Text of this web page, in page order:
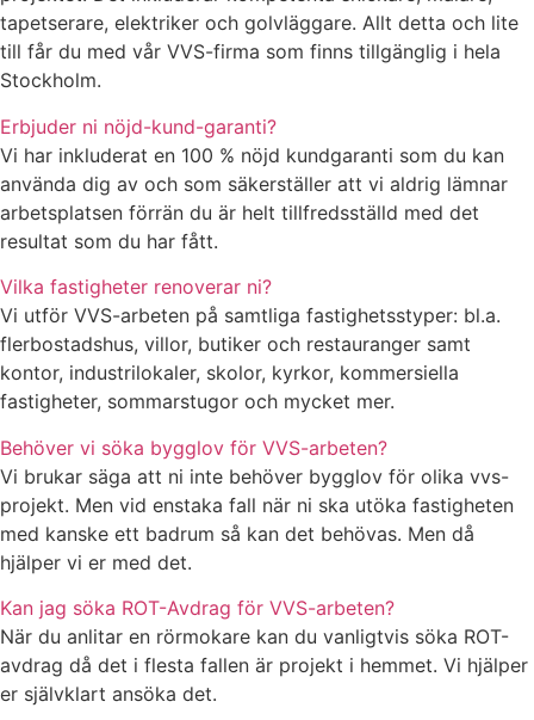
tapetserare, elektriker och golvläggare. Allt detta och lite
till får du med vår VVS-firma som finns tillgänglig i hela
Stockholm.
Erbjuder ni nöjd-kund-garanti?
Vi har inkluderat en 100 % nöjd kundgaranti som du kan
använda dig av och som säkerställer att vi aldrig lämnar
arbetsplatsen förrän du är helt tillfredsställd med det
resultat som du har fått.
Vilka fastigheter renoverar ni?
Vi utför VVS-arbeten på samtliga fastighetsstyper: bl.a.
flerbostadshus, villor, butiker och restauranger samt
kontor, industrilokaler, skolor, kyrkor, kommersiella
fastigheter, sommarstugor och mycket mer.
Behöver vi söka bygglov för VVS-arbeten?
Vi brukar säga att ni inte behöver bygglov för olika vvs-
projekt. Men vid enstaka fall när ni ska utöka fastigheten
med kanske ett badrum så kan det behövas. Men då
hjälper vi er med det.
Kan jag söka ROT-Avdrag för VVS-arbeten?
När du anlitar en rörmokare kan du vanligtvis söka ROT-
avdrag då det i flesta fallen är projekt i hemmet. Vi hjälper
er självklart ansöka det.